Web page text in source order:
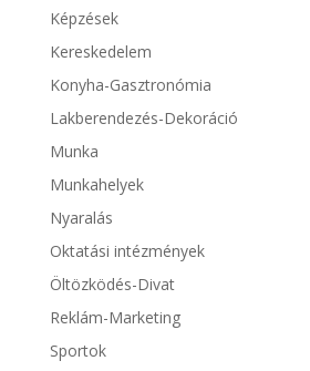
Képzések
Kereskedelem
Konyha-Gasztronómia
Lakberendezés-Dekoráció
Munka
Munkahelyek
Nyaralás
Oktatási intézmények
Öltözködés-Divat
Reklám-Marketing
Sportok